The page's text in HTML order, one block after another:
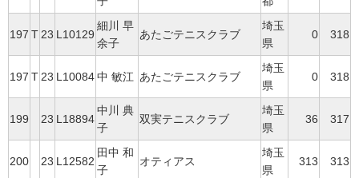
197 T 23 L10129
細川 早
余子
あたごテニスクラブ
埼玉
県
0 318
197 T 23 L10084中 敏江 あたごテニスクラブ
埼玉
県
0 318
199 23 L18894
中川 典
子
双実テニスクラブ
埼玉
県
36 317
200 23 L12582
田中 和
子
オティアス
埼玉
県
313 313